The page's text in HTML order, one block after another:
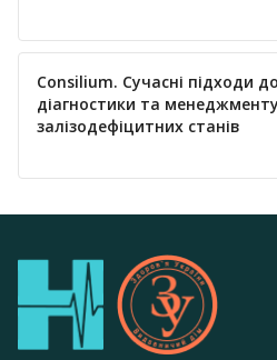
Consilium. Сучасні підходи до
діагностики та менеджменту
залізодефіцитних станів